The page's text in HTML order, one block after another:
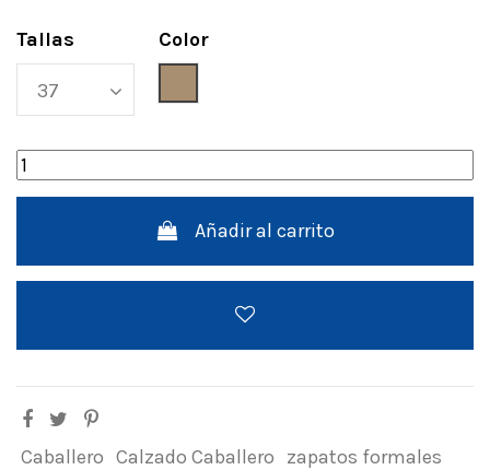
Tallas
Color
Añadir al carrito
Caballero Calzado Caballero zapatos formales